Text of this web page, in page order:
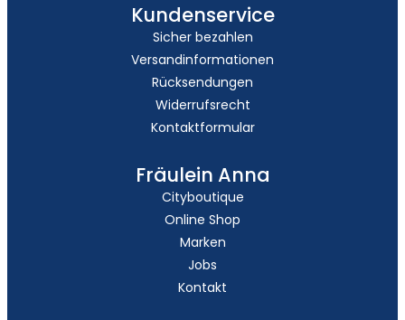
Kundenservice
Sicher bezahlen
Versandinformationen
Rücksendungen
Widerrufsrecht
Kontaktformular
Fräulein Anna
Cityboutique
Online Shop
Marken
Jobs
Kontakt